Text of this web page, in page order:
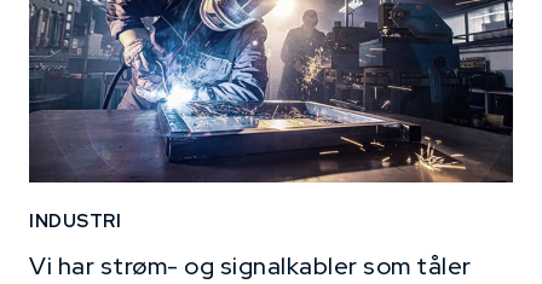
INDUSTRI
Vi har strøm- og signalkabler som tåler